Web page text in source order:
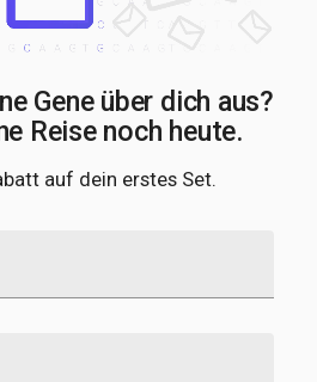
Gene über dich aus?
Reise noch heute.
auf dein erstes Set.